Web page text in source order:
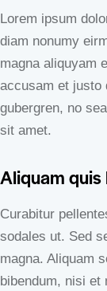
Lorem ipsum
diam nonumy
magna aliquyam
accusam et justo
gubergren, no
sit amet.
Aliquam
Curabitur
sodales ut. Sed
magna. Aliquam
bibendum, nisi et